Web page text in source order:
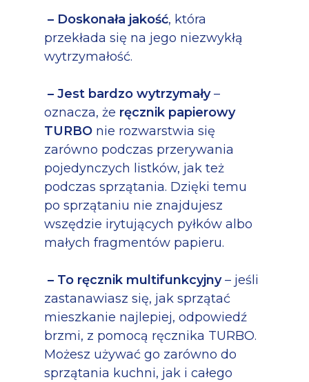
– Doskonała jakość, która
przekłada się na jego niezwykłą
wytrzymałość.
– Jest bardzo wytrzymały–
oznacza, że ręcznik papierowy
TURBO nie rozwarstwia się
zarówno podczas przerywania
pojedynczych listków, jak też
podczas sprzątania. Dzięki temu
po sprzątaniu nie znajdujesz
wszędzie irytujących pyłków albo
małych fragmentów papieru.
– To ręcznik multifunkcyjny– jeśli
zastanawiasz się, jak sprzątać
mieszkanie najlepiej, odpowiedź
brzmi, z pomocą ręcznika TURBO.
Możesz używać go zarówno do
sprzątania kuchni, jak i całego